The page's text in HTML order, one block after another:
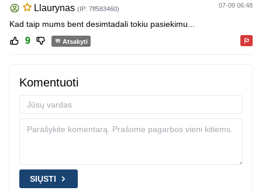
Llaurynas (IP: 7ff583460) 07-09 06:48
Kad taip mums bent desimtadali tokiu pasiekimu...
9 Atsakyti
Komentuoti
SIŲSTI